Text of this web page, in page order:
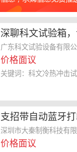
深聊科文试验箱
费用及靠谱程度
广东科文试验设备有限公
价格面议
关键词：科文冷热冲击
支招带自动蓝牙
电子秤怎么选
深圳市大秦制衡科技有限
价格面议